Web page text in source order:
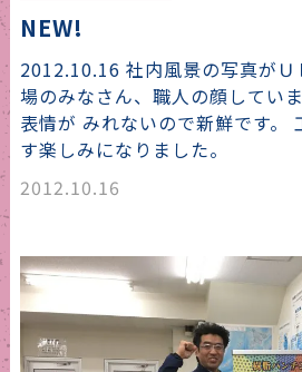
NEW!
2012.10.16 社内風景の写真がＵ
場のみなさん、職人の顔してい
表情が みれないので新鮮です。
す楽しみになりました。
2012.10.16